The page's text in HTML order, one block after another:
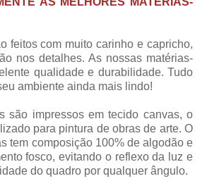
feitos com muito carinho e capricho,
nos detalhes. As nossas matérias-
qualidade e durabilidade. Tudo
ambiente ainda mais lindo!
são impressos em tecido canvas, o
para pintura de obras de arte. O
tem composição 100% de algodão e
fosco, evitando o reflexo da luz e
do quadro por qualquer ângulo.